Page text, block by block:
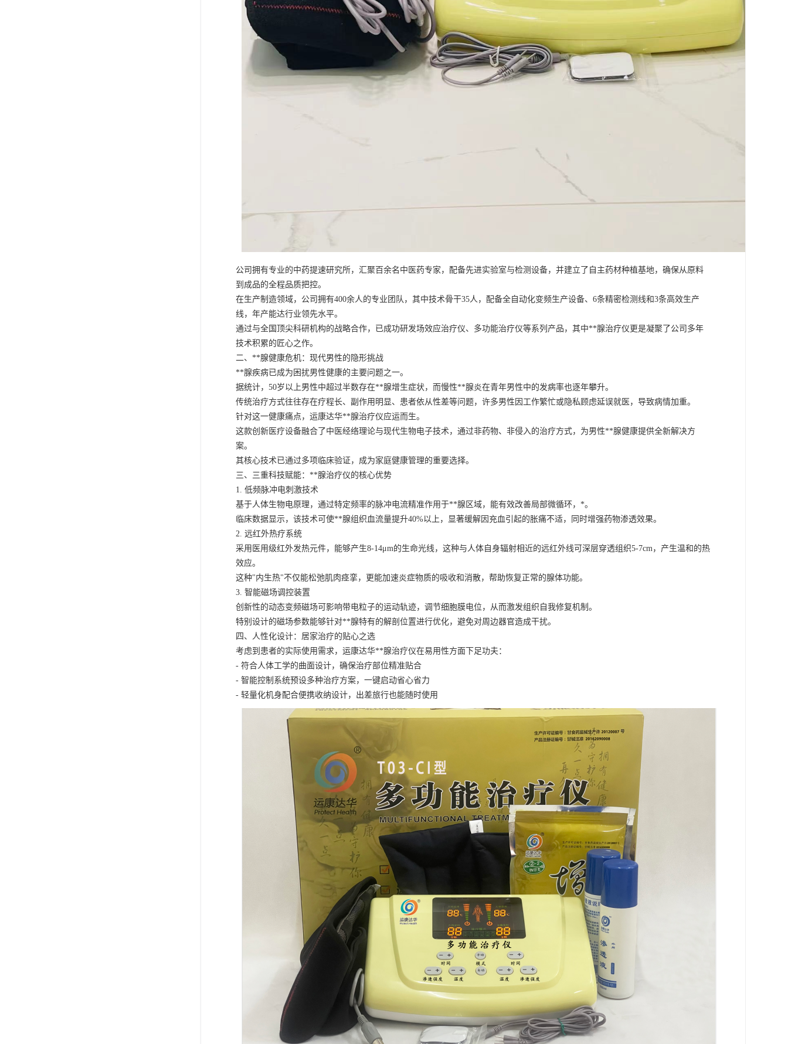
公司拥有专业的中药提速研究所，汇聚百余名中医药专家，配备先进实验室与检测设备，并建立了自主药材种植基地，确保从原料
到成品的全程品质把控。
在生产制造领域，公司拥有400余人的专业团队，其中技术骨干35人，配备全自动化变频生产设备、6条精密检测线和3条高效生产
线，年产能达行业领先水平。
通过与全国顶尖科研机构的战略合作，已成功研发场效应治疗仪、多功能治疗仪等系列产品，其中**腺治疗仪更是凝聚了公司多年
技术积累的匠心之作。
二、**腺健康危机：现代男性的隐形挑战
**腺疾病已成为困扰男性健康的主要问题之一。
据统计，50岁以上男性中超过半数存在**腺增生症状，而慢性**腺炎在青年男性中的发病率也逐年攀升。
传统治疗方式往往存在疗程长、副作用明显、患者依从性差等问题，许多男性因工作繁忙或隐私顾虑延误就医，导致病情加重。
针对这一健康痛点，运康达华**腺治疗仪应运而生。
这款创新医疗设备融合了中医经络理论与现代生物电子技术，通过非药物、非侵入的治疗方式，为男性**腺健康提供全新解决方
案。
其核心技术已通过多项临床验证，成为家庭健康管理的重要选择。
三、三重科技赋能：**腺治疗仪的核心优势
1. 低频脉冲电刺激技术
基于人体生物电原理，通过特定频率的脉冲电流精准作用于**腺区域，能有效改善局部微循环，*。
临床数据显示，该技术可使**腺组织血流量提升40%以上，显著缓解因充血引起的胀痛不适，同时增强药物渗透效果。
2. 远红外热疗系统
采用医用级红外发热元件，能够产生8-14μm的生命光线，这种与人体自身辐射相近的远红外线可深层穿透组织5-7cm，产生温和的热
效应。
这种"内生热"不仅能松弛肌肉痉挛，更能加速炎症物质的吸收和消散，帮助恢复正常的腺体功能。
3. 智能磁场调控装置
创新性的动态变频磁场可影响带电粒子的运动轨迹，调节细胞膜电位，从而激发组织自我修复机制。
特别设计的磁场参数能够针对**腺特有的解剖位置进行优化，避免对周边器官造成干扰。
四、人性化设计：居家治疗的贴心之选
考虑到患者的实际使用需求，运康达华**腺治疗仪在易用性方面下足功夫：
- 符合人体工学的曲面设计，确保治疗部位精准贴合
- 智能控制系统预设多种治疗方案，一键启动省心省力
- 轻量化机身配合便携收纳设计，出差旅行也能随时使用